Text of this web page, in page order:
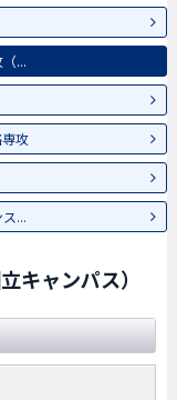
...
攻
...
キャンパス）